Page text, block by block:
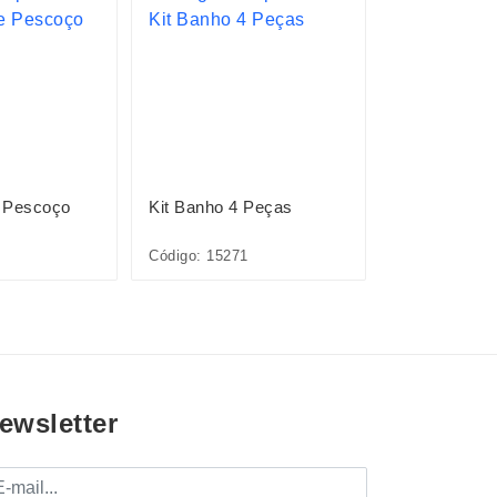
Kit Banho 4 Peças
Código: 15271